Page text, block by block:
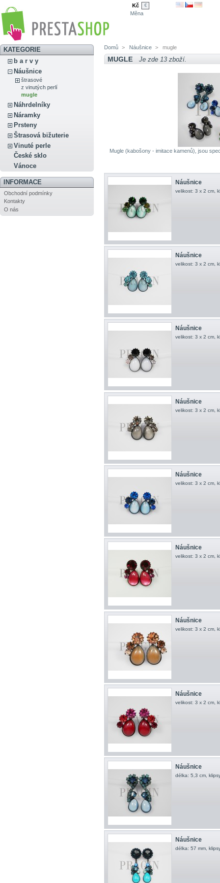
Kč €
Měna
KATEGORIE
b a r v y
Náušnice
štrasové
z vinutých perlí
mugle
Náhrdelníky
Náramky
Prsteny
Štrasová bižuterie
Vinuté perle
České sklo
Vánoce
INFORMACE
Obchodní podmínky
Kontakty
O nás
Domů > Náušnice > mugle
MUGLE Je zde 13 zboží.
Mugle (kabošony - imitace kamenů), jsou
Náušnice
velikost: 3 x 2 cm,
Náušnice
velikost: 3 x 2 cm,
Náušnice
velikost: 3 x 2 cm,
Náušnice
velikost: 3 x 2 cm,
Náušnice
velikost: 3 x 2 cm,
Náušnice
velikost: 3 x 2 cm,
Náušnice
velikost: 3 x 2 cm,
Náušnice
velikost: 3 x 2 cm,
Náušnice
délka: 5,3 cm,
Náušnice
délka: 57 mm,